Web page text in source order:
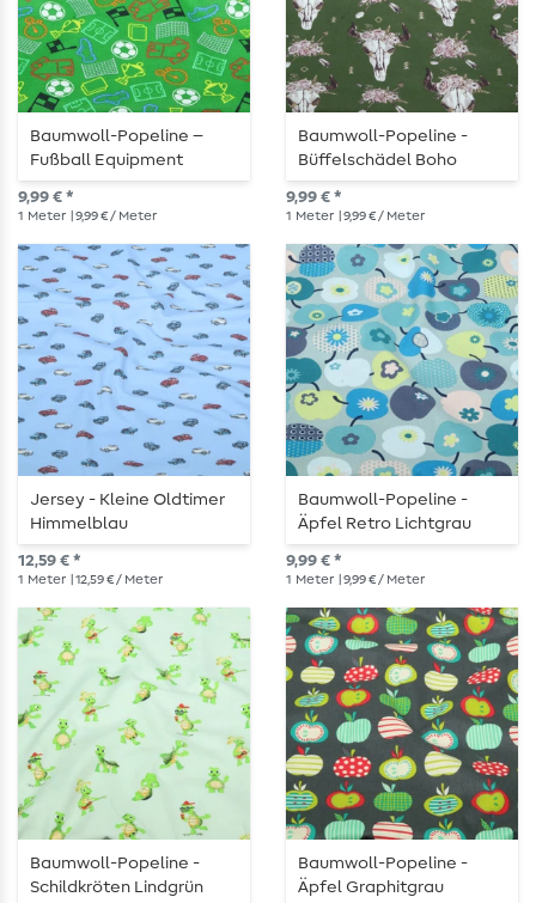
Baumwoll-Popeline –
Fußball Equipment
Grasgrün
9,99 € *
1 Meter | 9,99 € / Meter
Baumwoll-Popeline -
Büffelschädel Boho
Dunkelgrün
9,99 € *
1 Meter | 9,99 € / Meter
Jersey - Kleine Oldtimer
Himmelblau
12,59 € *
1 Meter | 12,59 € / Meter
Baumwoll-Popeline -
Äpfel Retro Lichtgrau
9,99 € *
1 Meter | 9,99 € / Meter
Baumwoll-Popeline -
Schildkröten Lindgrün
Baumwoll-Popeline -
Äpfel Graphitgrau